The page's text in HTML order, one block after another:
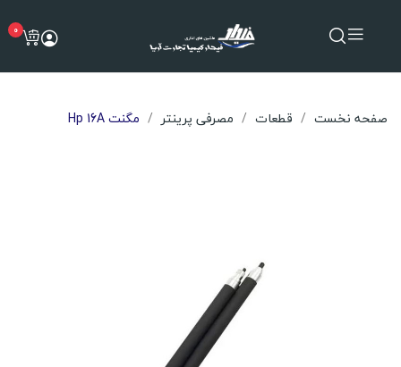
0
صفحه نخست قطعات مصرفی پرینتر مگنت Hp 16A